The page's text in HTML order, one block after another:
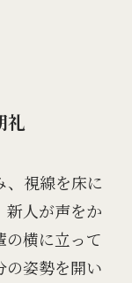
礼
、視線を床に
新人が声をか
の横に立って
の姿勢を開い